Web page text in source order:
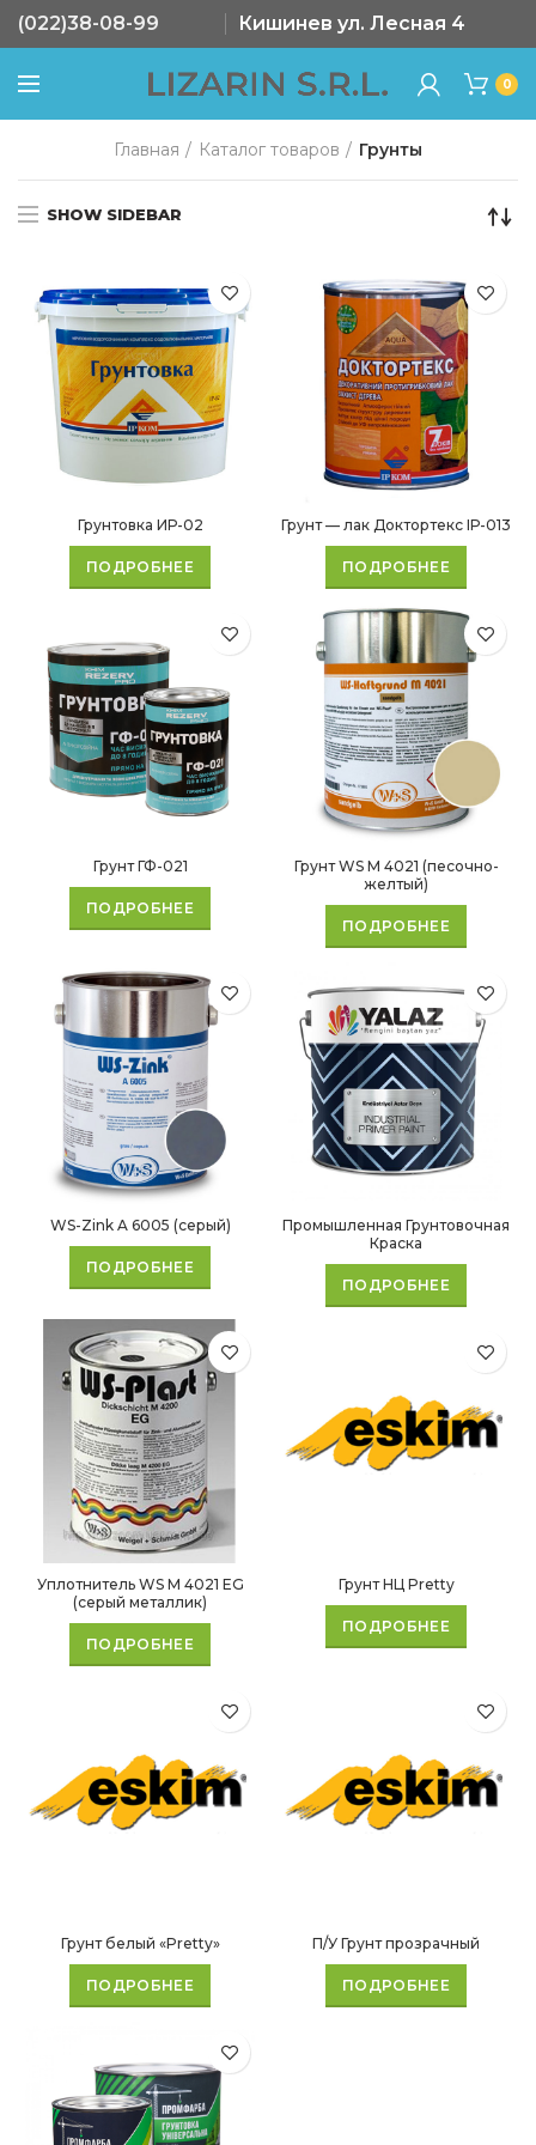
(022)38-08-99 Кишинев ул. Лесная 4
0
Главная Каталог товаров Грунты
SHOW SIDEBAR
Грунтовка ИР-02
ПОДРОБНЕЕ
Грунт — лак Доктортекс ІР-013
ПОДРОБНЕЕ
Грунт ГФ-021
ПОДРОБНЕЕ
Грунт WS M 4021 (песочно-
желтый)
ПОДРОБНЕЕ
WS-Zink A 6005 (серый)
ПОДРОБНЕЕ
Промышленная Грунтовочная
Краска
ПОДРОБНЕЕ
Уплотнитель WS M 4021 EG
(серый металлик)
ПОДРОБНЕЕ
Грунт НЦ Pretty
ПОДРОБНЕЕ
Грунт белый «Pretty»
ПОДРОБНЕЕ
П/У Грунт прозрачный
ПОДРОБНЕЕ